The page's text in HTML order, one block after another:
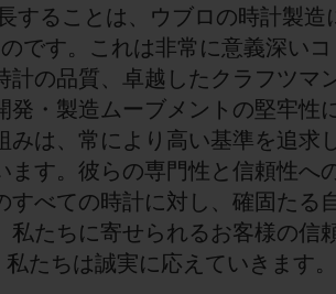
することは、ウブロの時計製造
です。これは非常に意義深い
の品質、卓越したクラフツマ
発・製造ムーブメントの堅牢性
は、常により高い基準を追求
ます。彼らの専門性と信頼性へ
すべての時計に対し、確固たる
たちに寄せられるお客様の信
たちは誠実に応えていきます